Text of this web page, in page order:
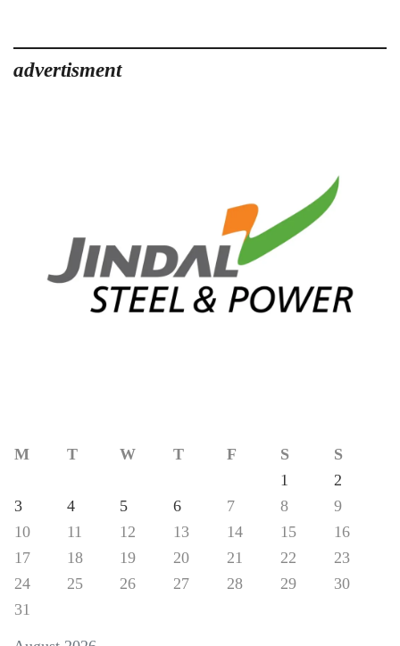
advertisment
M T W T F S
S
1
2
3
4 5 6 7 8
9
10
11 12 13 14 15
16
17
18 19 20 21 22
23
24
25 26 27 28 29
30
31